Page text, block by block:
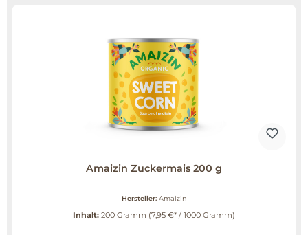
Amaizin Zuckermais 200 g
Hersteller: Amaizin
Inhalt: 200 Gramm (7,95 €* / 1000 Gramm)